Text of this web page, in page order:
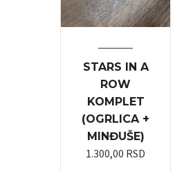
STARS IN A
ROW
KOMPLET
(OGRLICA +
MINĐUŠE)
1.300,00 RSD